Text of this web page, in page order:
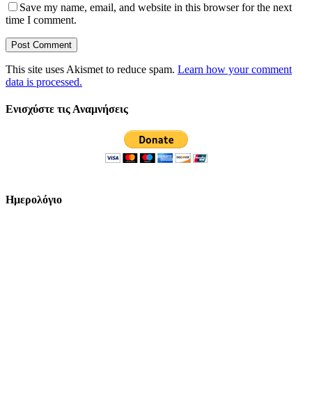
Save my name, email, and website in this browser for the next
time I comment.
This site uses Akismet to reduce spam. Learn how your comment
data is processed.
Ενισχύστε τις Αναμνήσεις
Ημερολόγιο